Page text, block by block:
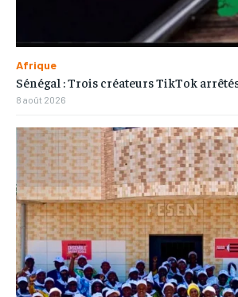
Afrique
Sénégal : Trois créateurs TikTok
8 août 2026